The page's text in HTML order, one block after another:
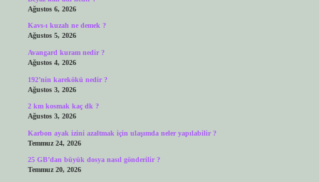
Ağustos 6, 2026
Kavs-ı kuzah ne demek ?
Ağustos 5, 2026
Avangard kuram nedir ?
Ağustos 4, 2026
192’nin karekökü nedir ?
Ağustos 3, 2026
2 km kosmak kaç dk ?
Ağustos 3, 2026
Karbon ayak izini azaltmak için ulaşımda neler yapılabilir ?
Temmuz 24, 2026
25 GB’dan büyük dosya nasıl gönderilir ?
Temmuz 20, 2026